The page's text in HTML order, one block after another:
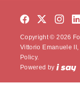
Copyright © 2026
Vittorio Emanuele II,
Policy.
Powered by